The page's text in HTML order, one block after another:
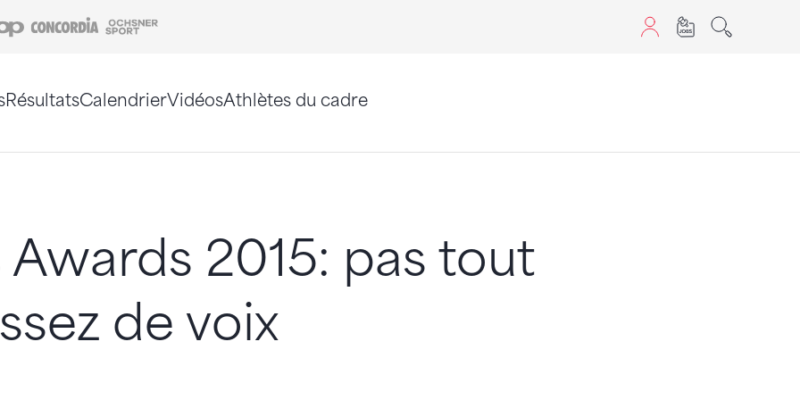
Coop Concordia
RésultatsCalendrierVidéosAthlètes du cadre
2015: pas tout
de voix